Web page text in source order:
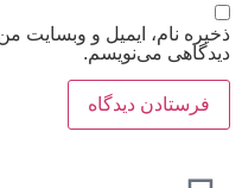
ذخیره نام، ایمیل و وبسایت
دیدگاهی می‌نویسم.